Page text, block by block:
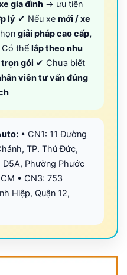
gia đình → ưu tiên
lý ✔ Nếu xe mới / xe
giải pháp cao cấp,
thể lắp theo nhu
gói ✔ Chưa biết
viên tư vấn đúng
• CN1: 11 Đường
TP. Thủ Đức,
Phường Phước
• CN3: 753
Hiệp, Quận 12,